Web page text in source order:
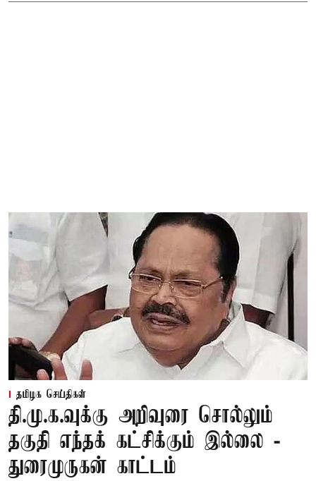
தமிழக செய்திகள்
தி.மு.க.வுக்கு அறிவுரை சொல்லும்
தகுதி எந்தக் கட்சிக்கும் இல்லை -
துரைமுருகன் காட்டம்